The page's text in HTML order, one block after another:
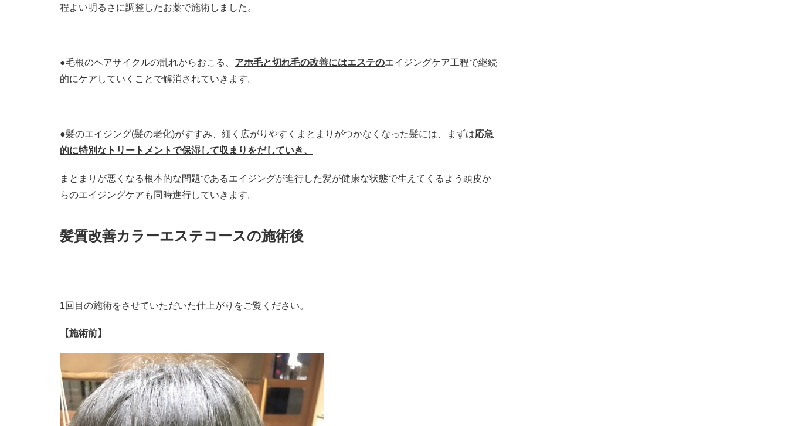
程よい明るさに調整したお薬で施術しました。
●毛根のヘアサイクルの乱れからおこる、 アホ毛と切れ毛の改善にはエステのエイジングケア工程で継続
的にケアしていくことで解消されていきます。
●髪のエイジング(髪の老化)がすすみ、細く広がりやすくまとまりがつかなくなった髪には、まずは応急
的に特別なトリートメントで保湿して収まりをだしていき、
まとまりが悪くなる根本的な問題であるエイジングが進行した髪が健康な状態で生えてくるよう頭皮か
らのエイジングケアも同時進行していきます。
髪質改善カラーエステコースの施術後
1回目の施術をさせていただいた仕上がりをご覧ください。
【施術前】